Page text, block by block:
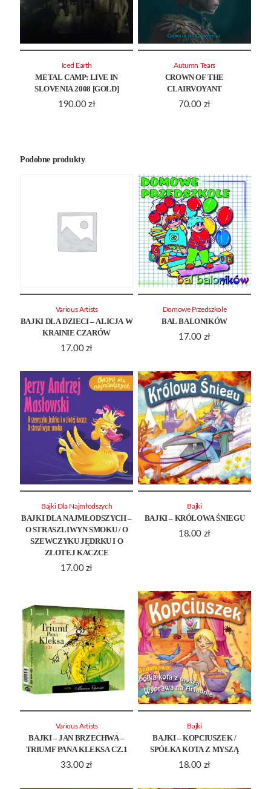
METAL CAMP: LIVE IN
SLOVENIA 2008 [GOLD]
190.00 zł
Iced Earth
CROWN OF THE
CLAIRVOYANT
70.00 zł
Autumn Tears
Podobne produkty
BAJKI DLA DZIECI – ALICJA W
KRAINIE CZARÓW
17.00 zł
Various Artists
BAL BALONIKÓW
17.00 zł
Domowe Przedszkole
BAJKI DLA NAJMŁODSZYCH –
O STRASZLIWYN SMOKU / O
SZEWCZYKU JĘDRKU I O
ZŁOTEJ KACZCE
17.00 zł
Bajki Dla Najmłodszych
BAJKI – KRÓLOWA ŚNIEGU
18.00 zł
Bajki
BAJKI – JAN BRZECHWA –
TRIUMF PANA KLEKSA CZ.1
33.00 zł
Various Artists
BAJKI – KOPCIUSZEK /
SPÓŁKA KOTA Z MYSZĄ
18.00 zł
Bajki